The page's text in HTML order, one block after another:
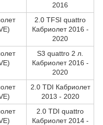
2016
2.0 TFSI quattro
Кабриолет 2016 -
2020
S3 quattro 2 л.
Кабриолет 2016 -
2020
2.0 TDI Кабриолет
2013 - 2020
2.0 TDI quattro
Кабриолет 2014 -